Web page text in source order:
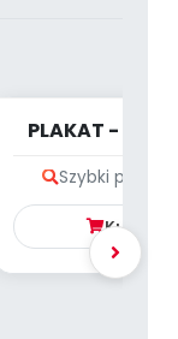
PLAKAT -
Szybki
Kup